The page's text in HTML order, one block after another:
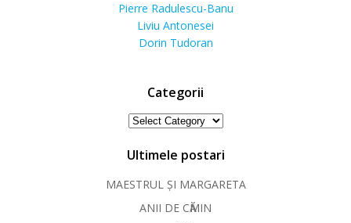
Pierre Radulescu-Banu
Liviu Antonesei
Dorin Tudoran
Categorii
Categorii
Ultimele postari
MAESTRUL ȘI MARGARETA
ANII DE CӐMIN